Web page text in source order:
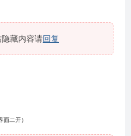
藏内容请回复
面二开）